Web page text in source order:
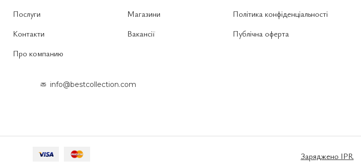
Послуги
Контакти
Про компанию
Магазини
Вакансії
Політика конфіденціальності
Публічна оферта
info@bestcollection.com
Заряджено IPR